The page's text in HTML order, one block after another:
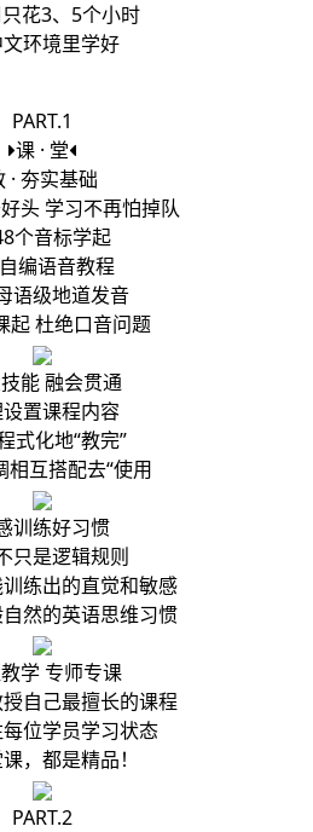
花3、5个小时
环境里学好
PART.1
课 · 堂
· 夯实基础
头 学习不再怕掉队
个音标学起
编语音教程
语级地道发音
起 杜绝口音问题
能 融会贯通
置课程内容
式化地“教完”
相互搭配去“使用
训练好习惯
只是逻辑规则
练出的直觉和敏感
然的英语思维习惯
学 专师专课
自己最擅长的课程
位学员学习状态
，都是精品！
PART.2